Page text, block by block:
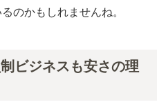
のかもしれませんね。
ビジネスも安さの理